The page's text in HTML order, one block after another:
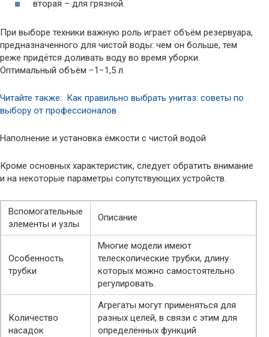
вторая – для грязной.
При выборе техники важную роль играет объём резервуара,
предназначенного для чистой воды: чем он больше, тем
реже придётся доливать воду во время уборки.
Оптимальный объём −1−1,5 л.
Читайте также: Как правильно выбрать унитаз: советы по
выбору от профессионалов
Наполнение и установка ёмкости с чистой водой
Кроме основных характеристик, следует обратить внимание
и на некоторые параметры сопутствующих устройств.
Вспомогательные
элементы и узлы
Описание
Особенность
трубки
Многие модели имеют
телескопические трубки, длину
которых можно самостоятельно
регулировать.
Количество
насадок
Агрегаты могут применяться для
разных целей, в связи с этим для
определённых функций